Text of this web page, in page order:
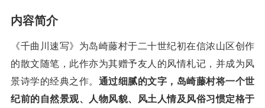
内容简介
《千曲川速写》为岛崎藤村于二十世纪初在信浓山区创作
的散文随笔，此作亦为其赠予友人的风情札记，并成为风
景诗学的经典之作。 通过细腻的文字，岛崎藤村将一个世
纪前的自然景观、人物风貌、风土人情及风俗习惯定格于